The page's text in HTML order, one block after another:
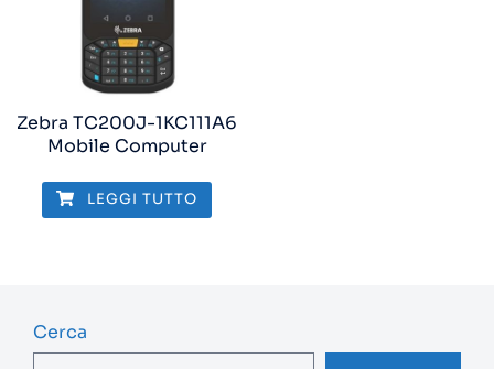
Zebra TC200J-1KC111A6
Mobile Computer
LEGGI TUTTO
Cerca